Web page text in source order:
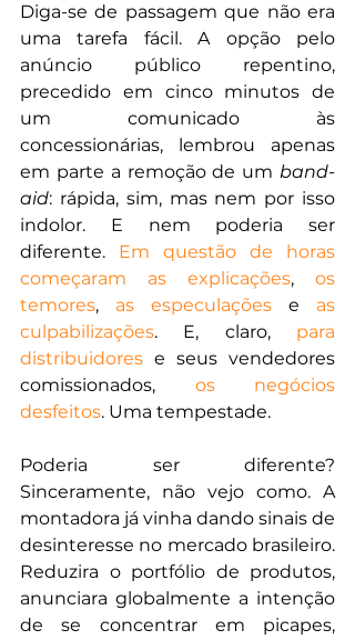
Diga-se de passagem que não era
uma tarefa fácil. A opção pelo
anúncio público repentino,
precedido em cinco minutos de
um comunicado às
concessionárias, lembrou apenas
em parte a remoção de um band-
aid: rápida, sim, mas nem por isso
indolor. E nem poderia ser
diferente. Em questão de horas
começaram as explicações, os
temores, as especulações e as
culpabilizações. E, claro, para
distribuidores e seus vendedores
comissionados, os negócios
desfeitos. Uma tempestade.
Poderia ser diferente?
Sinceramente, não vejo como. A
montadora já vinha dando sinais de
desinteresse no mercado brasileiro.
Reduzira o portfólio de produtos,
anunciara globalmente a intenção
de se concentrar em picapes,